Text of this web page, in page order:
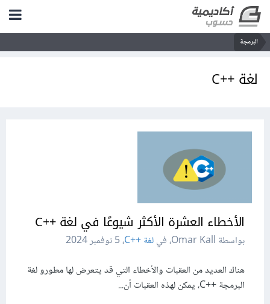
البرمجة
لغة C++‎
الأخطاء العشرة الأكثر شيوعًا في لغة ++C
بواسطة Omar Kall، في لغة C++‎ ،5 نوفمبر 2024
هناك العديد من العقبات والأخطاء التي قد يتعرض لها مطورو لغة
البرمجة ++C، يمكن لهذه العقبات أن...